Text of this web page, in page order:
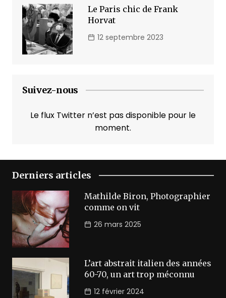
Le Paris chic de Frank
Horvat
12 septembre 2023
Suivez-nous
Le flux Twitter n’est pas disponible pour le
moment.
Derniers articles
Mathilde Biron, Photographier
comme on vit
26 mars 2025
L’art abstrait italien des années
60-70, un art trop méconnu
12 février 2024